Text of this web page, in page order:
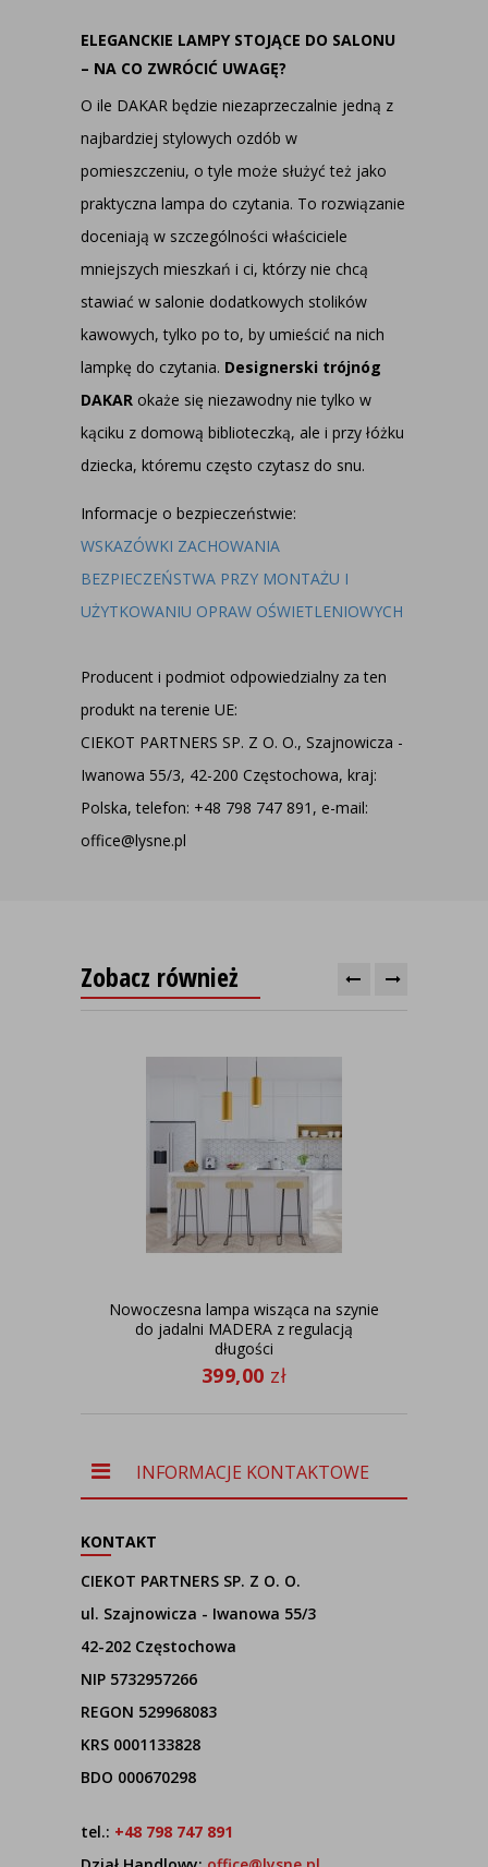
ELEGANCKIE LAMPY STOJĄCE DO SALONU
– NA CO ZWRÓCIĆ UWAGĘ?
O ile DAKAR będzie niezaprzeczalnie jedną z
najbardziej stylowych ozdób w
pomieszczeniu, o tyle może służyć też jako
praktyczna lampa do czytania. To rozwiązanie
doceniają w szczególności właściciele
mniejszych mieszkań i ci, którzy nie chcą
stawiać w salonie dodatkowych stolików
kawowych, tylko po to, by umieścić na nich
lampkę do czytania. Designerski trójnóg
DAKAR okaże się niezawodny nie tylko w
kąciku z domową biblioteczką, ale i przy łóżku
dziecka, któremu często czytasz do snu.
Informacje o bezpieczeństwie:
WSKAZÓWKI ZACHOWANIA
BEZPIECZEŃSTWA PRZY MONTAŻU I
UŻYTKOWANIU OPRAW OŚWIETLENIOWYCH
Producent i podmiot odpowiedzialny za ten
produkt na terenie UE:
CIEKOT PARTNERS SP. Z O. O., Szajnowicza -
Iwanowa 55/3, 42-200 Częstochowa, kraj:
Polska, telefon: +48 798 747 891, e-mail:
office@lysne.pl
Zobacz również
Nowoczesna lampa wisząca na szynie
do jadalni MADERA z regulacją
długości
399,00 zł
INFORMACJE KONTAKTOWE
KONTAKT
CIEKOT PARTNERS SP. Z O. O.
ul. Szajnowicza - Iwanowa 55/3
42-202 Częstochowa
NIP 5732957266
REGON 529968083
KRS 0001133828
BDO 000670298
tel.: +48 798 747 891